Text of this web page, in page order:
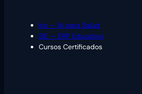
Iris — IA para Salud
SIE — ERP Educativo
Cursos Certificados